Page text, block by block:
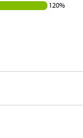
120%